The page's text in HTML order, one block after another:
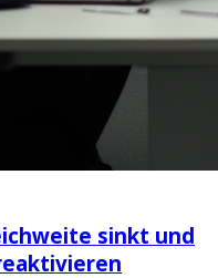
sinkt und